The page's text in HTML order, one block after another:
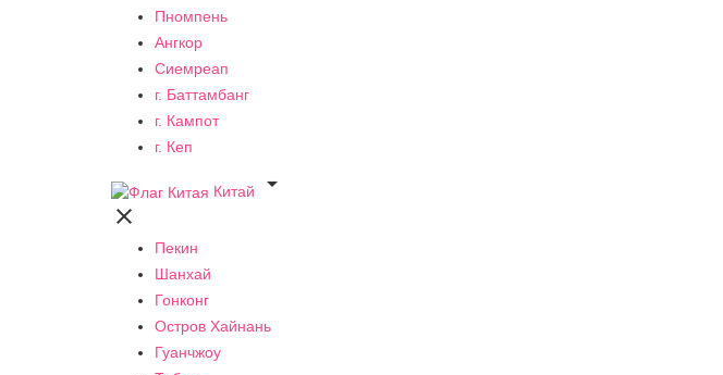
Пномпень
Ангкор
Сиемреап
г. Баттамбанг
г. Кампот
г. Кеп
Китай


Пекин
Шанхай
Гонконг
Остров Хайнань
Гуанчжоу